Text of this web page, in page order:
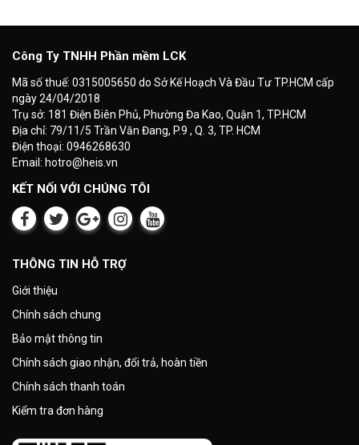
Công Ty TNHH Phần mềm LCK
Mã số thuế: 0315005650 do Sở Kế Hoạch Và Đầu Tư TP.HCM cấp
ngày 24/04/2018
Trụ sở: 181 Điện Biên Phủ, Phường Đa Kao, Quận 1, TP.HCM
Địa chỉ: 79/11/5 Trần Văn Đang, P.9 , Q. 3, TP. HCM
Điện thoại: 0946268630
Email: hotro@heis.vn
KẾT NỐI VỚI CHÚNG TÔI
THÔNG TIN HỖ TRỢ
Giới thiệu
Chính sách chung
Bảo mật thông tin
Chính sách giao nhận, đổi trả, hoàn tiền
Chính sách thanh toán
Kiểm tra đơn hàng